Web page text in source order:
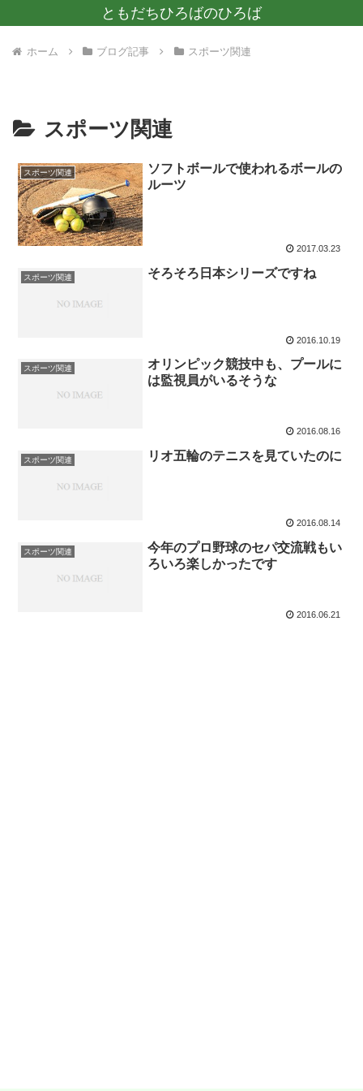
ともだちひろばのひろば
ホーム ブログ記事 スポーツ関連
スポーツ関連
スポーツ関連
ソフトボールで使われるボールの
ルーツ
2017.03.23
スポーツ関連 そろそろ日本シリーズですね
2016.10.19
スポーツ関連
オリンピック競技中も、プールに
は監視員がいるそうな
2016.08.16
スポーツ関連 リオ五輪のテニスを見ていたのに
2016.08.14
スポーツ関連
今年のプロ野球のセパ交流戦もい
ろいろ楽しかったです
2016.06.21